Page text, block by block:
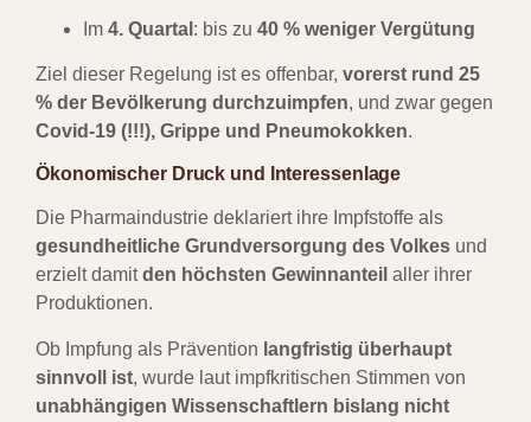
Im 4. Quartal : bis zu 40 % weniger Vergütung
Ziel dieser Regelung ist es offenbar, vorerst rund 25
% der Bevölkerung durchzuimpfen, und zwar gegen
Covid-19 (!!!), Grippe und Pneumokokken.
Ökonomischer Druck und Interessenlage
Die Pharmaindustrie deklariert ihre Impfstoffe als
gesundheitliche Grundversorgung des Volkes und
erzielt damitden höchsten Gewinnanteil aller ihrer
Produktionen.
Ob Impfung als Prävention langfristig überhaupt
sinnvoll ist, wurde laut impfkritischen Stimmen von
unabhängigen Wissenschaftlern bislang nicht